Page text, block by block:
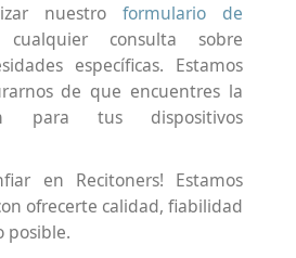
nuestro formulario de
consulta sobre
específicas. Estamos
de que encuentres la
para tus dispositivos
en Recitoners! Estamos
ofrecerte calidad, fiabilidad
posible.